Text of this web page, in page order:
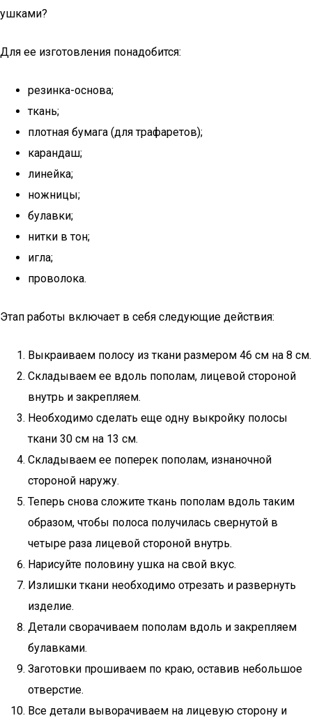
ушками?
Для ее изготовления понадобится:
резинка-основа;
ткань;
плотная бумага (для трафаретов);
карандаш;
линейка;
ножницы;
булавки;
нитки в тон;
игла;
проволока.
Этап работы включает в себя следующие действия:
Выкраиваем полосу из ткани размером 46 см на 8 см.
Складываем ее вдоль пополам, лицевой стороной
внутрь и закрепляем.
Необходимо сделать еще одну выкройку полосы
ткани 30 см на 13 см.
Складываем ее поперек пополам, изнаночной
стороной наружу.
Теперь снова сложите ткань пополам вдоль таким
образом, чтобы полоса получилась свернутой в
четыре раза лицевой стороной внутрь.
Нарисуйте половину ушка на свой вкус.
Излишки ткани необходимо отрезать и развернуть
изделие.
Детали сворачиваем пополам вдоль и закрепляем
булавками.
Заготовки прошиваем по краю, оставив небольшое
отверстие.
Все детали выворачиваем на лицевую сторону и